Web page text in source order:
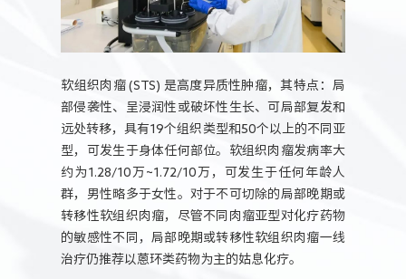
软组织肉瘤 (STS) 是高度异质性肿瘤，其特点：局
部侵袭性、呈浸润性或破坏性生长、可局部复发和
远处转移，具有19个组织类型和50个以上的不同亚
型，可发生于身体任何部位。软组织肉瘤发病率大
约为1.28/10万~1.72/10万，可发生于任何年龄人
群，男性略多于女性。对于不可切除的局部晚期或
转移性软组织肉瘤，尽管不同肉瘤亚型对化疗药物
的敏感性不同，局部晚期或转移性软组织肉瘤一线
治疗仍推荐以蒽环类药物为主的姑息化疗。